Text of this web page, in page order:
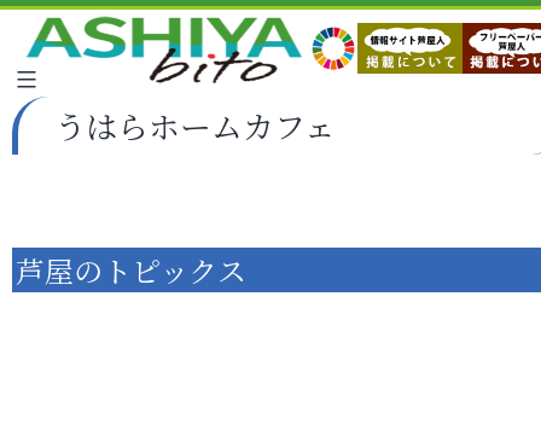
うはらホームカフェ
芦屋のトピックス